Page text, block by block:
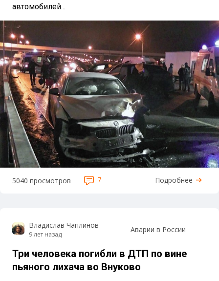
автомобилей...
5040 просмотров 7 Подробнее
Владислав Чаплинов
9 лет назад Аварии в России
Три человека погибли в ДТП по вине
пьяного лихача во Внуково